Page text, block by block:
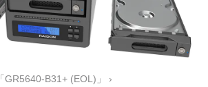
「GR5640-B31+ (EOL)」 ›